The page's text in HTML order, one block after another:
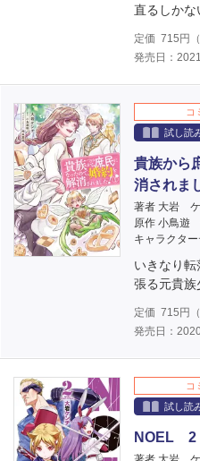
直るしかな
定価 715 円
発売日：
コ
試し読
貴族から
消されま
著者 大岩
原作 小鳥遊
キャラクタ
いきなり
張る元貴族
定価 715 円
発売日：
コ
試し読
NOEL 2